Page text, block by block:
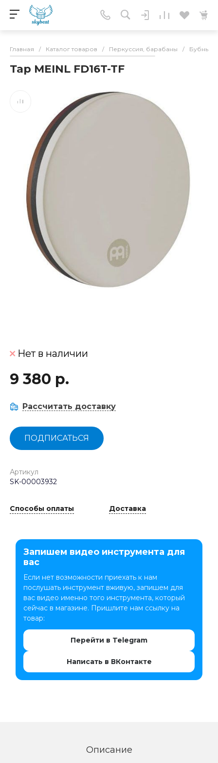
Главная / Каталог товаров / Перкуссия, барабаны / Бубны
Тар MEINL FD16T-TF
Нет в наличии
9 380 р.
Рассчитать доставку
ПОДПИСАТЬСЯ
Артикул
SK-00003932
Способы оплаты Доставка
Запишем видео инструмента для
вас
Если нет возможности приехать к нам
послушать инструмент вживую, запишем для
вас видео именно того инструмента, который
сейчас в магазине. Пришлите нам ссылку на
товар:
Перейти в Telegram
Написать в ВКонтакте
Описание